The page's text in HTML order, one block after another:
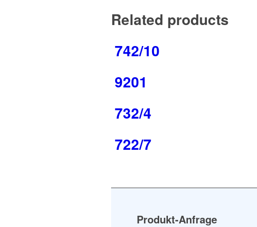
Related products
742/10
9201
732/4
722/7
Produkt-Anfrage